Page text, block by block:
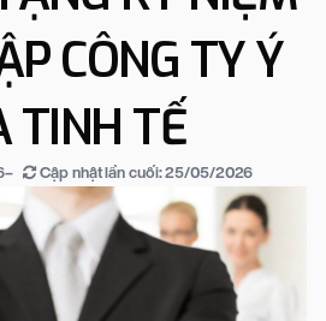
CÔNG TY Ý
TINH TẾ
– Cập nhật lần cuối:25/05/2026